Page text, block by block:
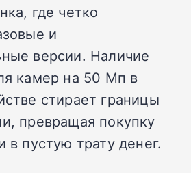
где четко
и
версии. Наличие
камер на 50 Мп в
стирает границы
превращая покупку
в пустую трату денег.